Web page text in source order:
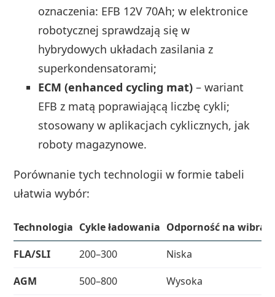
oznaczenia: EFB 12V 70Ah; w elektronice
robotycznej sprawdzają się w
hybrydowych układach zasilania z
superkondensatorami;
ECM (enhanced cycling mat) – wariant
EFB z matą poprawiającą liczbę cykli;
stosowany w aplikacjach cyklicznych, jak
roboty magazynowe.
Porównanie tych technologii w formie tabeli
ułatwia wybór:
Technologia Cykle ładowania Odporność na
FLA/SLI
200–300
Niska
AGM
500–800
Wysoka